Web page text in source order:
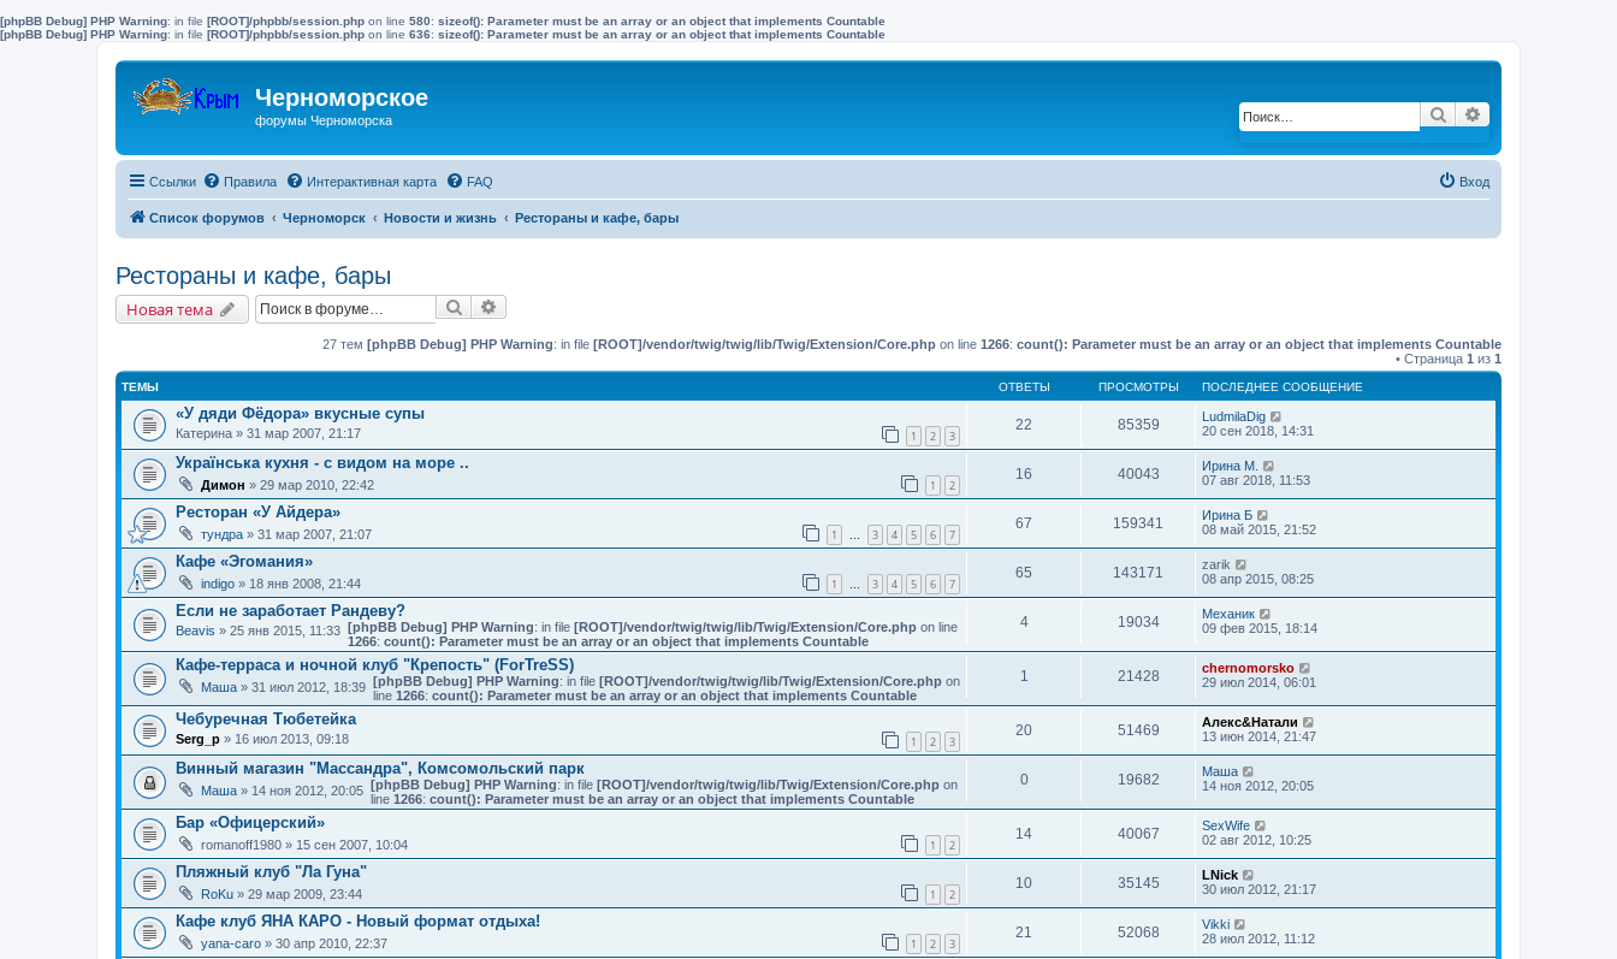
[phpBB Debug] PHP Warning: in file [ROOT]/phpbb/session.php on line 580: sizeof(): Parameter must be an array or an object that implements Countable
[phpBB Debug] PHP Warning: in file [ROOT]/phpbb/session.php on line 636: sizeof(): Parameter must be an array or an object that implements Countable
Черноморское
форумы Черноморска Поиск
Ссылки Правила Интерактивная карта FAQ Вход
Список форумов Черноморск Новости и жизнь Рестораны и кафе, бары
Рестораны и кафе, бары
Новая тема Поиск
27 тем [phpBB Debug] PHP Warning: in file [ROOT]/vendor/twig/twig/lib/Twig/Extension/Core.php on line 1266: count(): Parameter must be an array or an object that implements Countable
• Страница 1 из 1
ТЕМЫ ОТВЕТЫ ПРОСМОТРЫ ПОСЛЕДНЕЕ СООБЩЕНИЕ
«У дяди Фёдора» вкусные супы
Катерина » 31 мар 2007, 21:17 1 2 3
22 85359
LudmilaDig
20 сен 2018, 14:31
Українська кухня - с видом на море ..
Димон » 29 мар 2010, 22:42 1 2
16 40043
Ирина М.
07 авг 2018, 11:53
Ресторан «У Айдера»
тундра » 31 мар 2007, 21:07 1 3 4 5 6 7
67 159341
Ирина Б
08 май 2015, 21:52
Кафе «Эгомания»
indigo » 18 янв 2008, 21:44 1 3 4 5 6 7
65 143171
zarik
08 апр 2015, 08:25
Если не заработает Рандеву?
Beavis » 25 янв 2015, 11:33 [phpBB Debug] PHP Warning: in file [ROOT]/vendor/twig/twig/lib/Twig/Extension/Core.phpon line
1266: count(): Parameter must be an array or an object that implements Countable
4 19034
Механик
09 фев 2015, 18:14
Кафе-терраса и ночной клуб "Крепость" (ForTreSS)
Маша » 31 июл 2012, 18:39 [phpBB Debug] PHP Warning: in file [ROOT]/vendor/twig/twig/lib/Twig/Extension/Core.phpon
line 1266: count(): Parameter must be an array or an object that implements Countable
1 21428
chernomorsko
29 июл 2014, 06:01
Чебуречная Тюбетейка
Serg_p » 16 июл 2013, 09:18 1 2 3
20 51469
Алекс&Натали
13 июн 2014, 21:47
Винный магазин "Массандра", Комсомольский парк
Маша » 14 ноя 2012, 20:05 [phpBB Debug] PHP Warning: in file [ROOT]/vendor/twig/twig/lib/Twig/Extension/Core.phpon
line 1266: count(): Parameter must be an array or an object that implements Countable
0 19682
Маша
14 ноя 2012, 20:05
Бар «Офицерский»
romanoff1980 » 15 сен 2007, 10:04 1 2
14 40067
SexWife
02 авг 2012, 10:25
Пляжный клуб "Ла Гуна"
RoKu » 29 мар 2009, 23:44 1 2
10 35145
LNick
30 июл 2012, 21:17
Кафе клуб ЯНА КАРО - Новый формат отдыха!
yana-caro » 30 апр 2010, 22:37 1 2 3
21 52068
Vikki
28 июл 2012, 11:12